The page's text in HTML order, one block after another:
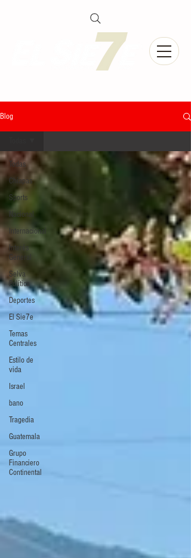
Blog
Todas
Chiapas
Sports
Nacional
Internacional
Interés
General
Selva
Política
Deportes
El Sie7e
Temas
Centrales
Estilo de
vida
Israel
bano
Tragedia
Guatemala
Grupo
Financiero
Continental